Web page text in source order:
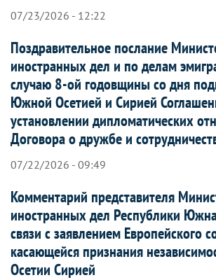
07/23/2026 - 12:22
Поздравительное послание
иностранных дел и по делам
случаю 8-ой годовщины со дня
Южной Осетией и Сирией
установлении дипломатических
Договора о дружбе и
07/22/2026 - 09:49
Комментарий представителя
иностранных дел Республики
связи с заявлением Европейского
касающейся признания
Осетии Сирией